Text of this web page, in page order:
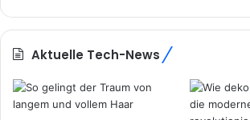
Aktuelle Tech-News